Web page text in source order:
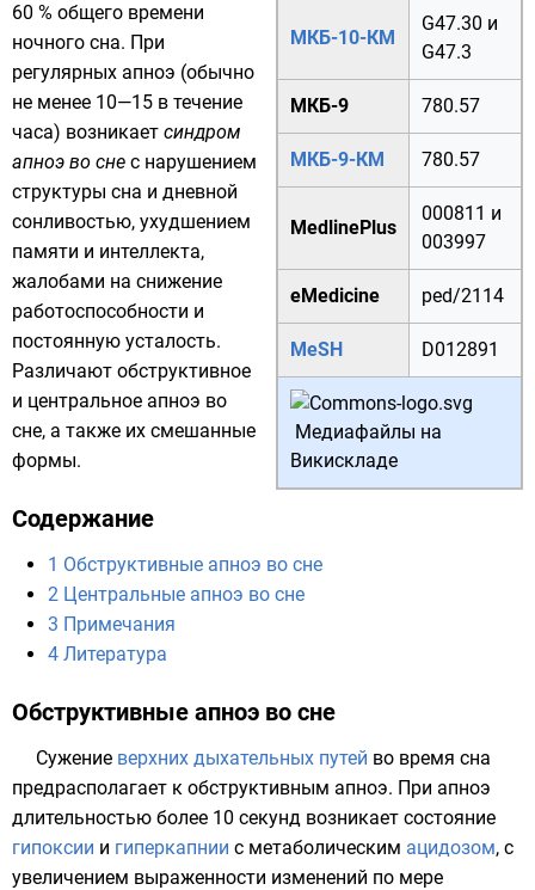
МКБ-10-КМ
G47.30 и
G47.3
МКБ-9 780.57
МКБ-9-КМ 780.57
MedlinePlus
000811 и
003997
eMedicine ped/2114
MeSH D012891
Медиафайлы на
Викискладе
60 % общего времени
ночного сна. При
регулярных апноэ (обычно
не менее 10—15 в течение
часа) возникает синдром
апноэ во сне с нарушением
структуры сна и дневной
сонливостью, ухудшением
памяти и интеллекта,
жалобами на снижение
работоспособности и
постоянную усталость.
Различают обструктивное
и центральное апноэ во
сне, а также их смешанные
формы.
Содержание
1 Обструктивные апноэ во сне
2 Центральные апноэ во сне
3 Примечания
4 Литература
Обструктивные апноэ во сне
Сужение верхних дыхательных путей во время сна
предрасполагает к обструктивным апноэ. При апноэ
длительностью более 10 секунд возникает состояние
гипоксии и гиперкапнии с метаболическим ацидозом, с
увеличением выраженности изменений по мере